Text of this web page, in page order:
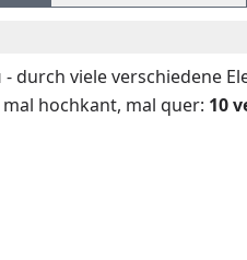
- durch viele verschiedene
hochkant, mal quer: 10